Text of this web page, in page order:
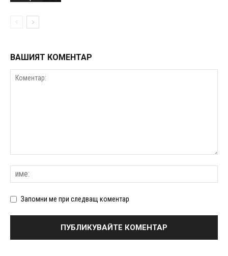
ВАШИЯТ КОМЕНТАР
Запомни ме при следващ коментар